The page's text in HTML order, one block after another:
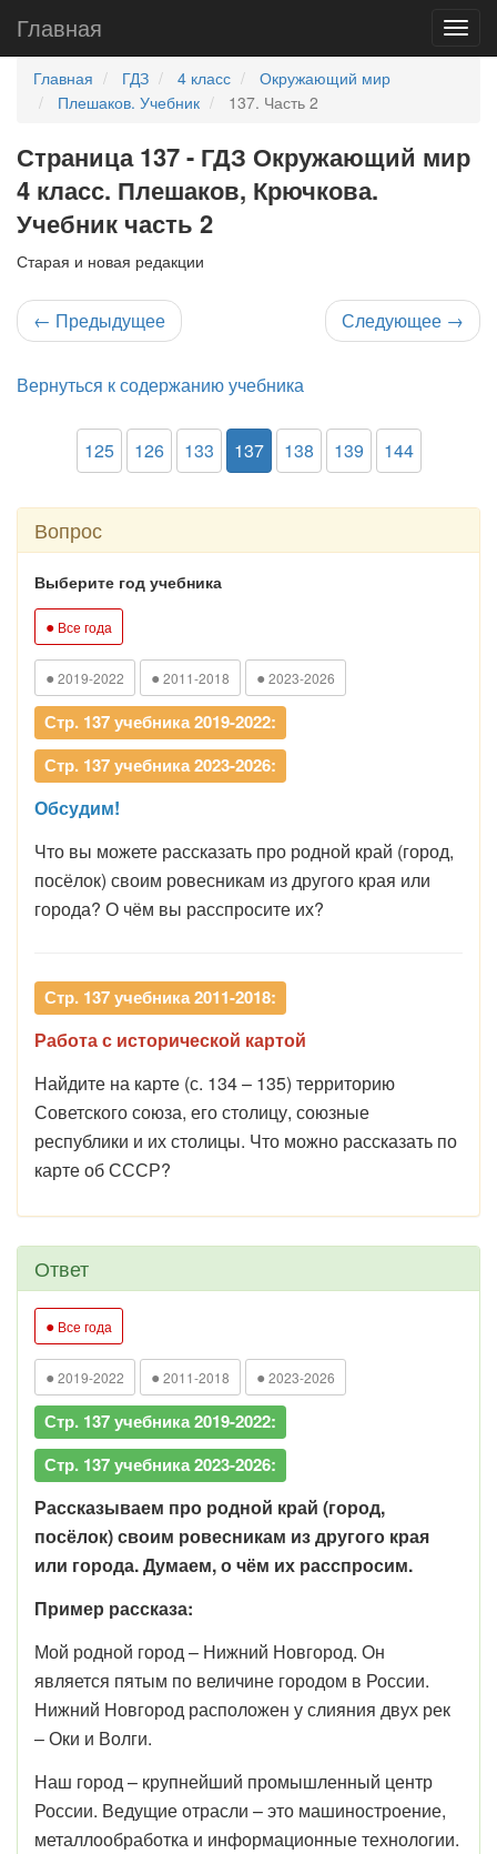
Главная
Главная ГДЗ 4 класс
Окружающий мир
Плешаков. Учебник
137. Часть 2
Страница 137 - ГДЗ Окружающий мир
4 класс. Плешаков, Крючкова.
Учебник часть 2
Старая и новая редакции
← Предыдущее Следующее →
Вернуться к содержанию учебника
125 126 133 137 138 139 144
Вопрос
Выберите год учебника
● Все года
● 2019-2022 ● 2011-2018 ● 2023-2026
Стр. 137 учебника 2019-2022:
Стр. 137 учебника 2023-2026:
Обсудим!
Что вы можете рассказать про родной край (город,
посёлок) своим ровесникам из другого края или
города? О чём вы расспросите их?
Стр. 137 учебника 2011-2018:
Работа с исторической картой
Найдите на карте (с. 134 – 135) территорию
Советского союза, его столицу, союзные
республики и их столицы. Что можно рассказать по
карте об СССР?
Ответ
● Все года
● 2019-2022 ● 2011-2018 ● 2023-2026
Стр. 137 учебника 2019-2022:
Стр. 137 учебника 2023-2026:
Рассказываем про родной край (город,
посёлок) своим ровесникам из другого края
или города. Думаем, о чём их расспросим.
Пример рассказа:
Мой родной город – Нижний Новгород. Он
является пятым по величине городом в России.
Нижний Новгород расположен у слияния двух рек
– Оки и Волги.
Наш город – крупнейший промышленный центр
России. Ведущие отрасли – это машиностроение,
металлообработка и информационные технологии.